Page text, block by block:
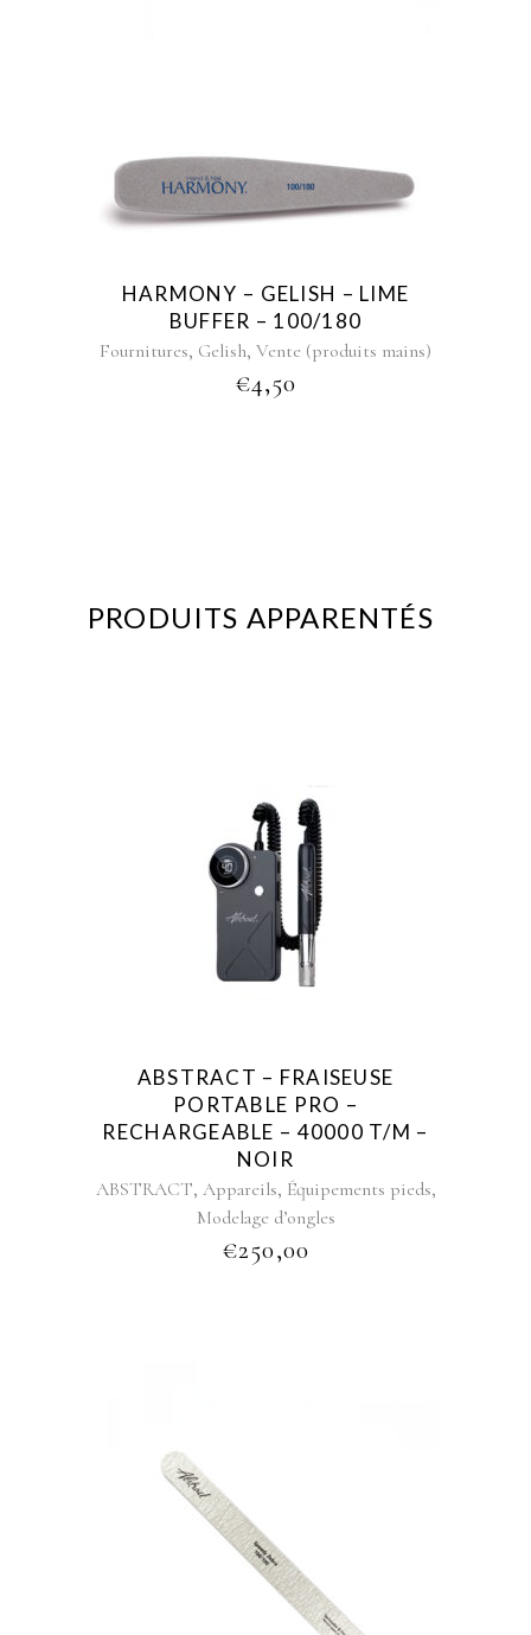
HARMONY – GELISH – LIME
BUFFER – 100/180
Fournitures, Gelish, Vente (produits mains)
€4,50
PRODUITS APPARENTÉS
ABSTRACT – FRAISEUSE
PORTABLE PRO –
RECHARGEABLE – 40000 T/M –
NOIR
ABSTRACT, Appareils, Équipements pieds,
Modelage d’ongles
€250,00